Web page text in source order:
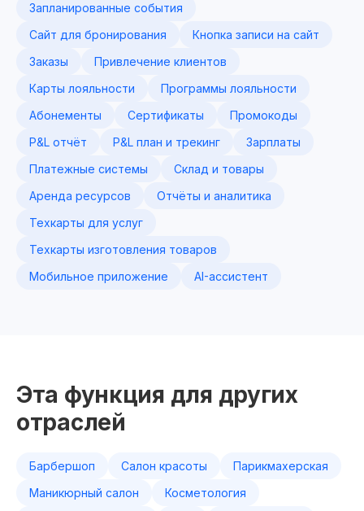
Запланированные события
Сайт для бронирования
Кнопка записи на сайт
Заказы
Привлечение клиентов
Карты лояльности
Программы лояльности
Абонементы
Сертификаты
Промокоды
P&L отчёт
P&L план и трекинг
Зарплаты
Платежные системы
Склад и товары
Аренда ресурсов
Отчёты и аналитика
Техкарты для услуг
Техкарты изготовления товаров
Мобильное приложение
AI-ассистент
Эта функция для других
отраслей
Барбершоп Салон красоты
Парикмахерская
Маникюрный салон
Косметология